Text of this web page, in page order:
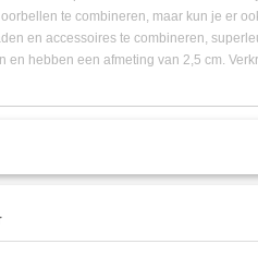
te combineren, maar kun je er
en accessoires te combineren,
en hebben een afmeting van 2,5 cm.